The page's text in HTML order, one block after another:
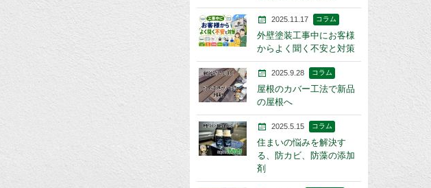
2025.11.17 コラム
外壁塗装工事中にお客様
からよく聞く不安と対策
2025.9.28 コラム
屋根のカバー工法で新品
の屋根へ
2025.5.15 コラム
住まいの悩みを解決す
る、防カビ、防藻の添加
剤